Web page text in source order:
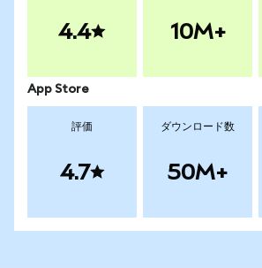
4.4 10M+
App Store
評価
4.7
ダウンロード数
50M+